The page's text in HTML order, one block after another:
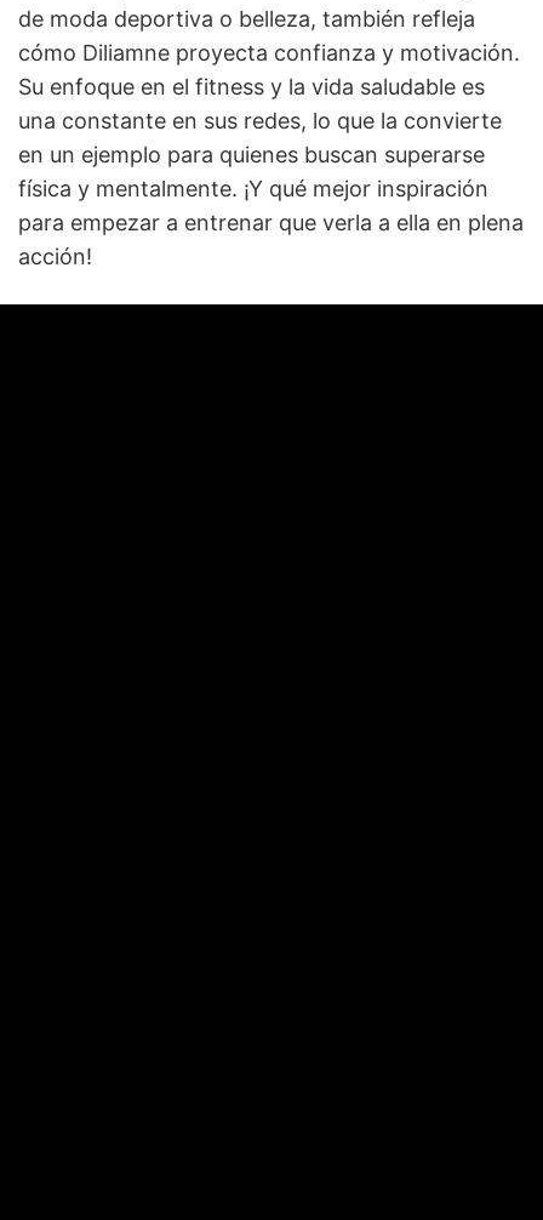
de moda deportiva o belleza, también refleja
cómo Diliamne proyecta confianza y motivación.
Su enfoque en el fitness y la vida saludable es
una constante en sus redes, lo que la convierte
en un ejemplo para quienes buscan superarse
física y mentalmente. ¡Y qué mejor inspiración
para empezar a entrenar que verla a ella en plena
acción!